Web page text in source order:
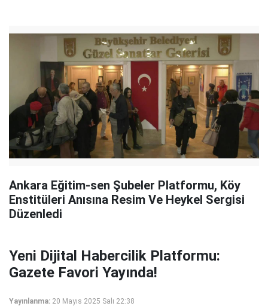
Ankara Eğitim-sen Şubeler Platformu, Köy
Enstitüleri Anısına Resim Ve Heykel Sergisi
Düzenledi
Yeni Dijital Habercilik Platformu:
Gazete Favori Yayında!
Yayınlanma: 20 Mayıs 2025 Salı 22:38